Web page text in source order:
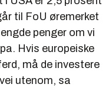
til FoU øremerket
penger om vi
Hvis europeiske
må de investere
utenom, sa